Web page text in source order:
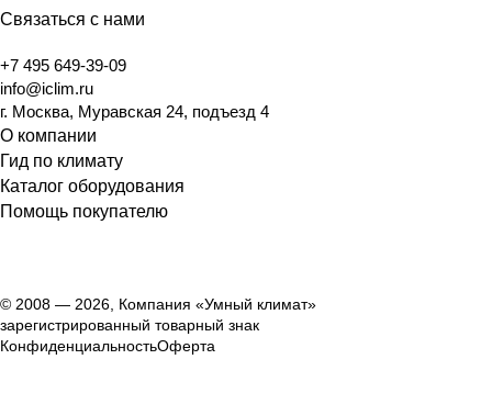
Связаться с нами
+7 495 649-39-09
info@iclim.ru
г. Москва, Муравская 24, подъезд 4
О компании
Гид по климату
Каталог оборудования
Помощь покупателю
© 2008 — 2026, Компания «Умный климат»
зарегистрированный товарный знак
КонфиденциальностьОферта